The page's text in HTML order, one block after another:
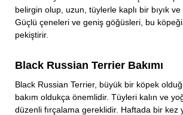
belirgin olup, uzun, tüylerle kaplı bir bıyık
Güçlü çeneleri ve geniş göğüsleri, bu köpeğin
pekiştirir.
Black Russian Terrier Bakımı
Black Russian Terrier, büyük bir köpek
bakım oldukça önemlidir. Tüyleri kalın ve
düzenli fırçalama gereklidir. Haftada bir kez